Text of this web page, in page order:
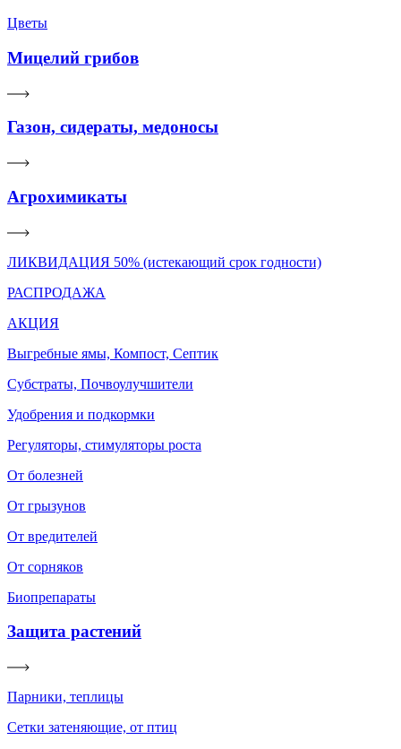
Цветы
Мицелий грибов
Газон, сидераты, медоносы
Агрохимикаты
ЛИКВИДАЦИЯ 50% (истекающий срок годности)
РАСПРОДАЖА
АКЦИЯ
Выгребные ямы, Компост, Септик
Субстраты, Почвоулучшители
Удобрения и подкормки
Регуляторы, стимуляторы роста
От болезней
От грызунов
От вредителей
От сорняков
Биопрепараты
Защита растений
Парники, теплицы
Сетки затеняющие, от птиц